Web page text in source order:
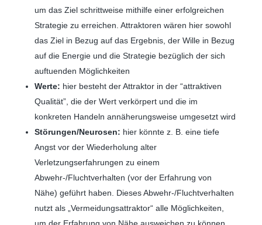
um das Ziel schrittweise mithilfe einer erfolgreichen
Strategie zu erreichen. Attraktoren wären hier sowohl
das Ziel in Bezug auf das Ergebnis, der Wille in Bezug
auf die Energie und die Strategie bezüglich der sich
auftuenden Möglichkeiten
Werte: hier besteht der Attraktor in der “attraktiven
Qualität”, die der Wert verkörpert und die im
konkreten Handeln annäherungsweise umgesetzt wird
Störungen/Neurosen: hier könnte z. B. eine tiefe
Angst vor der Wiederholung alter
Verletzungserfahrungen zu einem
Abwehr-/Fluchtverhalten (vor der Erfahrung von
Nähe) geführt haben. Dieses Abwehr-/Fluchtverhalten
nutzt als „Vermeidungsattraktor“ alle Möglichkeiten,